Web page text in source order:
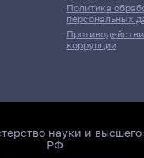
Политика
персональных
коррупции
науки и высшего
РФ